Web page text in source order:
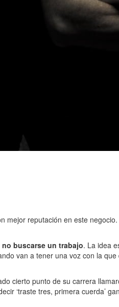
mejor reputación en este
buscarse un trabajo. La idea
van a tener una voz con la
cierto punto de su carrera
‘traste tres, primera